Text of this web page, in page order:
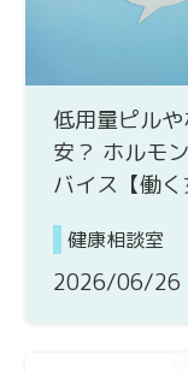
低用量ピル
安？ ホルモ
バイス【働
健康相談室
2026/06/26